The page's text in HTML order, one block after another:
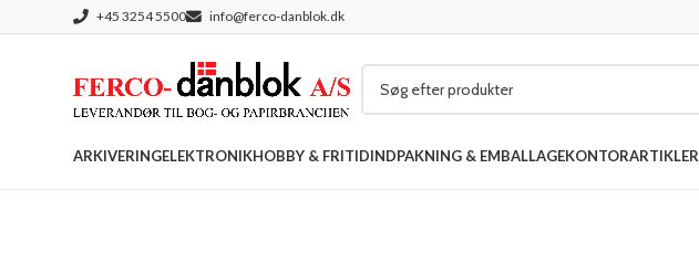
+45 3254 5500 info@ferco-danblok.dk
ARKIVERINGELEKTRONIKHOBBY & FRITIDINDPAKNING & EMBALLAGEKONTORARTIKLER